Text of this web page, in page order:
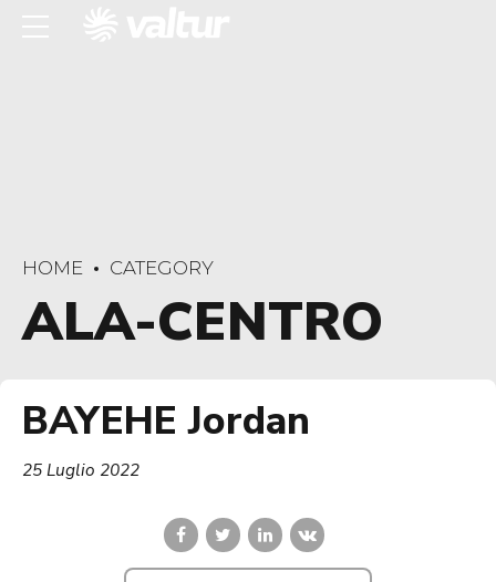
HOME CATEGORY
ALA-CENTRO
BAYEHE Jordan
25 Luglio 2022